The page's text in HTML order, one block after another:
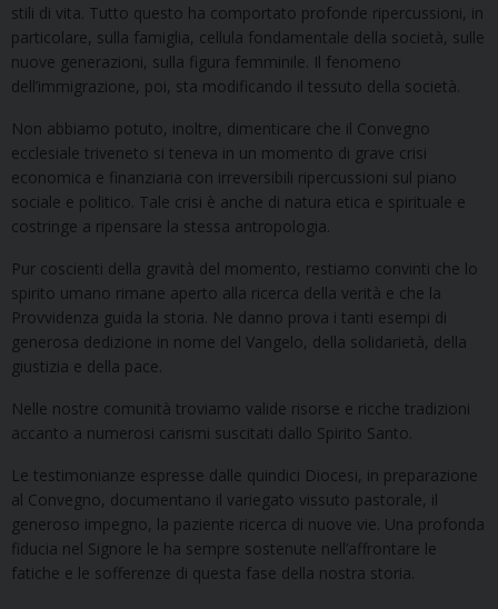
stili di vita. Tutto questo ha comportato profonde ripercussioni, in
particolare, sulla famiglia, cellula fondamentale della società, sulle
nuove generazioni, sulla figura femminile. Il fenomeno
dell’immigrazione, poi, sta modificando il tessuto della società.
Non abbiamo potuto, inoltre, dimenticare che il Convegno
ecclesiale triveneto si teneva in un momento di grave crisi
economica e finanziaria con irreversibili ripercussioni sul piano
sociale e politico. Tale crisi è anche di natura etica e spirituale e
costringe a ripensare la stessa antropologia.
Pur coscienti della gravità del momento, restiamo convinti che lo
spirito umano rimane aperto alla ricerca della verità e che la
Provvidenza guida la storia. Ne danno prova i tanti esempi di
generosa dedizione in nome del Vangelo, della solidarietà, della
giustizia e della pace.
Nelle nostre comunità troviamo valide risorse e ricche tradizioni
accanto a numerosi carismi suscitati dallo Spirito Santo.
Le testimonianze espresse dalle quindici Diocesi, in preparazione
al Convegno, documentano il variegato vissuto pastorale, il
generoso impegno, la paziente ricerca di nuove vie. Una profonda
fiducia nel Signore le ha sempre sostenute nell’affrontare le
fatiche e le sofferenze di questa fase della nostra storia.